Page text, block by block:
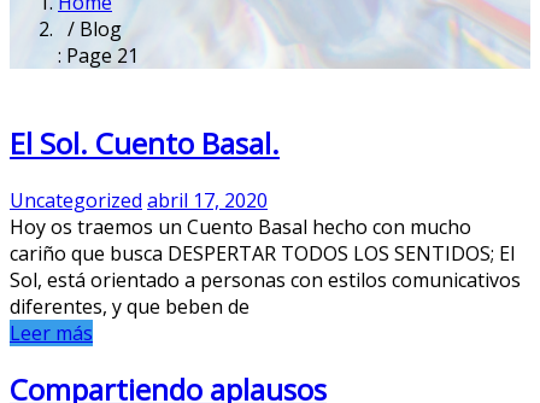
/ Blog
: Page 21
El Sol. Cuento Basal.
Uncategorized abril 17, 2020
Hoy os traemos un Cuento Basal hecho con mucho
cariño que busca DESPERTAR TODOS LOS SENTIDOS; El
Sol, está orientado a personas con estilos comunicativos
diferentes, y que beben de
Leer más
Compartiendo aplausos